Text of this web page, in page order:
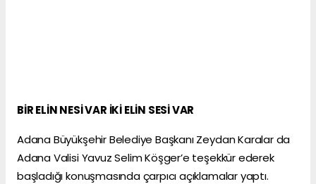
BİR ELİN NESİ VAR İKİ ELİN SESİ VAR
Adana Büyükşehir Belediye Başkanı Zeydan Karalar da
Adana Valisi Yavuz Selim Köşger’e teşekkür ederek
başladığı konuşmasında çarpıcı açıklamalar yaptı.